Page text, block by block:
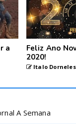
a
Feliz Ano
2020!
Italo Dorneles
A Semana